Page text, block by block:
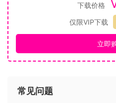
改写历史，征服世界。这是全面
• 更大更好的实时战斗。改进的
节奏和壮观的终结技使这款游戏
激动人心的全面战争。
• 更高的可访问性。增强的用户
下载价格
仅限VIP下载
立即
常见问题